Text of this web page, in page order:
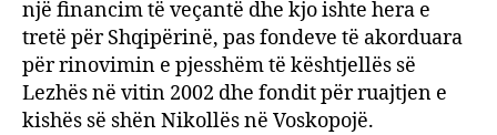
një financim të veçantë dhe kjo ishte hera e
tretë për Shqipërinë, pas fondeve të akorduara
për rinovimin e pjesshëm të kështjellës së
Lezhës në vitin 2002 dhe fondit për ruajtjen e
kishës së shën Nikollës në Voskopojë.